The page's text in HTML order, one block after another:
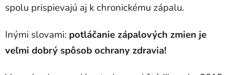
spolu prispievajú aj k chronickému zápalu.
Inými slovami: potláčanie zápalových zmien je
veľmi dobrý spôsob ochrany zdravia!